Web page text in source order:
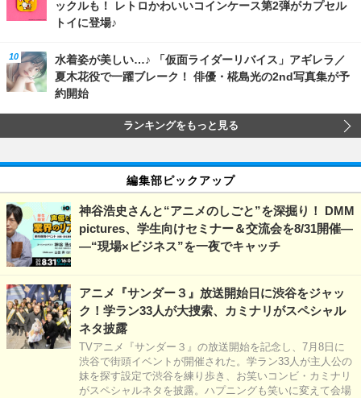
ックルも！ レトロかわいいコインケース第2弾がカプセル
トイに登場♪
水着姿が美しい…♪ 「仮面ライダーリバイス」アギレラ／
夏木花役で一躍ブレーク！ 俳優・椛島光の2nd写真集が予
約開始
ランキングをもっと見る
編集部ピックアップ
神谷浩史さんと“アニメのしごと”を深掘り！ DMM
pictures、学生向けセミナー＆交流会を8/31開催―
―“現場×ビジネス”を一夜でキャッチ
アニメ『サンダー３』放送開始日に渋谷をジャッ
ク！学ラン33人が大捜索、カミナリがスペシャル
ネタ披露
TVアニメ『サンダー３』の放送開始を記念し、7月8日に
渋谷で街頭イベントが開催された。学ラン33人が主人公の
妹を探す設定で渋谷を練り歩き、お笑いコンビ・カミナリ
がスペシャルネタを披露。ハプニングも笑いに変えて会場